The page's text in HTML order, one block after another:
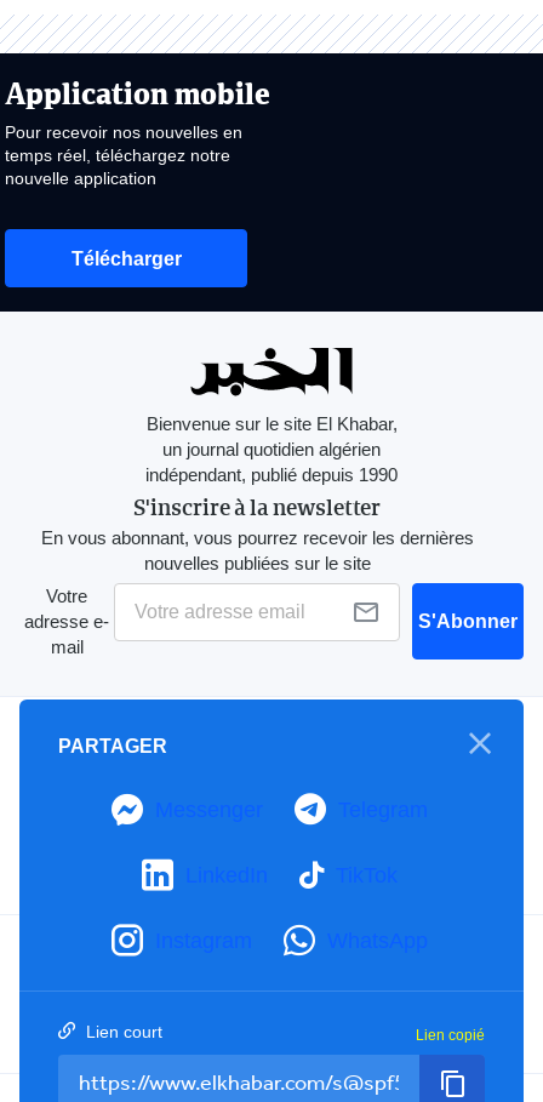
Application mobile
Pour recevoir nos nouvelles en
temps réel, téléchargez notre
nouvelle application
Télécharger
Bienvenue sur le site El Khabar,
un journal quotidien algérien
indépendant, publié depuis 1990
S'inscrire à la newsletter
En vous abonnant, vous pourrez recevoir les dernières
nouvelles publiées sur le site
Votre
adresse e-
mail
S'Abonner
A propos
Notre Charte
Contactez-nous
Tel : +213(0)023 31 69 04 - eMail : info@elkhabar.com
PARTAGER
Messenger Telegram
LinkedIn TikTok
Instagram WhatsApp
Lien court Lien copié